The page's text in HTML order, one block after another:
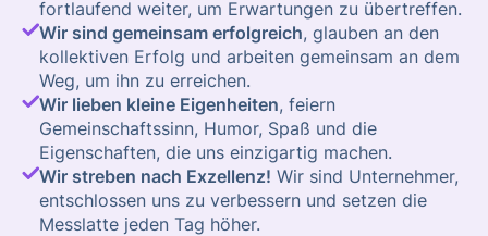
fortlaufend weiter, um Erwartungen zu übertreffen.
Wir sind gemeinsam erfolgreich, glauben an den
kollektiven Erfolg und arbeiten gemeinsam an dem
Weg, um ihn zu erreichen.
Wir lieben kleine Eigenheiten, feiern
Gemeinschaftssinn, Humor, Spaß und die
Eigenschaften, die uns einzigartig machen.
Wir streben nach Exzellenz! Wir sind Unternehmer,
entschlossen uns zu verbessern und setzen die
Messlatte jeden Tag höher.